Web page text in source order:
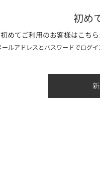
初め
初めてご利用のお客様はこち
ールアドレスとパスワードでログ